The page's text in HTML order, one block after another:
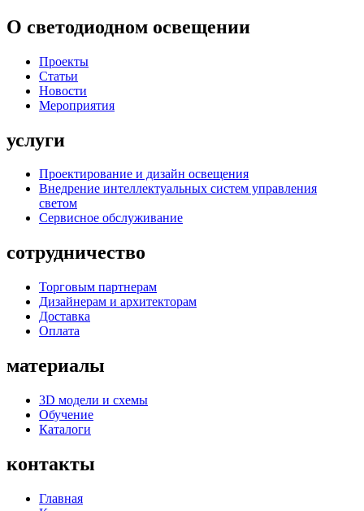
О светодиодном освещении
Проекты
Статьи
Новости
Мероприятия
услуги
Проектирование и дизайн освещения
Внедрение интеллектуальных систем управления
светом
Сервисное обслуживание
сотрудничество
Торговым партнерам
Дизайнерам и архитекторам
Доставка
Оплата
материалы
3D модели и схемы
Обучение
Каталоги
контакты
Главная